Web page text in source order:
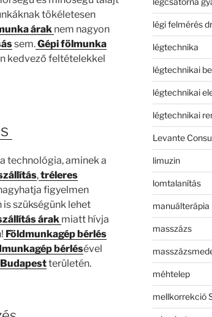
tökéletesen
árak nem nagyon
sem.Gépi fölmunka
kedvező feltételekkel
technológia, aminek a
,tréleres
figyelmen
is szükségünk lehet
árak miatt hívja
Földmunkagép bérlés
bérlésével
területén.
légi felmérés
légtechnika
légtechnikai
légtechnikai
légtechnikai
Levante
limuzin
lomtalanítás
manuálterápia
masszázs
méhtelep
mellkorrekció